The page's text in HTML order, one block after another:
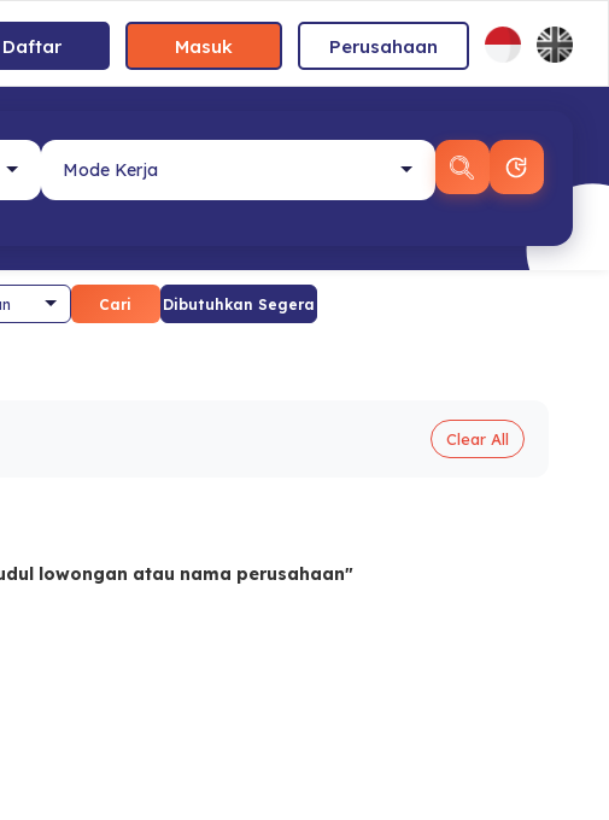
Daftar Masuk Perusahaan
Cari Dibutuhkan Segera
Clear All
lowongan atau nama perusahaan"